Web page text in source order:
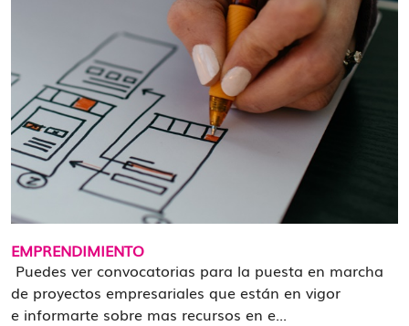
EMPRENDIMIENTO
Puedes ver convocatorias para la puesta en marcha
de proyectos empresariales que están en vigor
e informarte sobre mas recursos en e...